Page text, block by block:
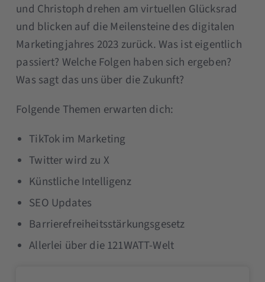
und Christoph drehen am virtuellen Glücksrad
und blicken auf die Meilensteine des digitalen
Marketingjahres 2023 zurück. Was ist eigentlich
passiert? Welche Folgen haben sich ergeben?
Was sagt das uns über die Zukunft?
Folgende Themen erwarten dich:
TikTok im Marketing
Twitter wird zu X
Künstliche Intelligenz
SEO Updates
Barrierefreiheitsstärkungsgesetz
Allerlei über die 121WATT-Welt